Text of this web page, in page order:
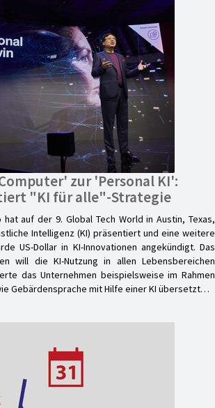
zur 'Personal KI':
"KI für alle"-Strategie
auf der 9. Global Tech World in Austin, Texas,
Intelligenz (KI) präsentiert und eine weitere
US-Dollar in KI-Innovationen angekündigt. Das
will die KI-Nutzung in allen Lebensbereichen
das Unternehmen beispielsweise im Rahmen
Gebärdensprache mit Hilfe einer KI übersetzt…